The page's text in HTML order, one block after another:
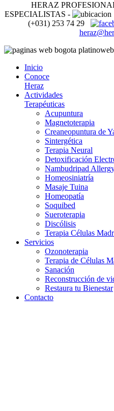
HERAZ
ESPECIALISTAS -
(+031) 253 74 29
Inicio
Conoce
Heraz
Actividades
Terapéuticas
Acupuntura
Magnetoterapia
Creaneopuntura de
Sintergética
Terapia Neural
Detoxificación
Nambudripad
Homeosiniatría
Masaje Tuina
Homeopatía
Soquibed
Sueroterapia
Discólisis
Terapia Células
Servicios
Ozonoterapia
Terapia de Células
Sanación
Reconstrucción de
Restaura tu Bienestar
Contacto